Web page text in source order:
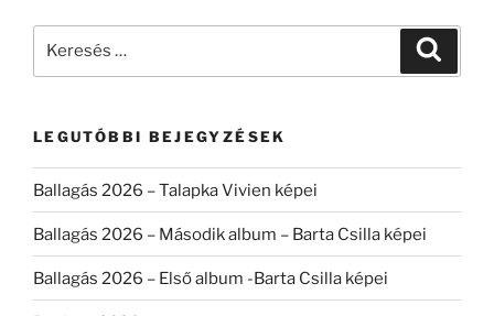
LEGUTÓBBI BEJEGYZÉSEK
Ballagás 2026 – Talapka Vivien képei
Ballagás 2026 – Második album – Barta Csilla képei
Ballagás 2026 – Első album -Barta Csilla képei